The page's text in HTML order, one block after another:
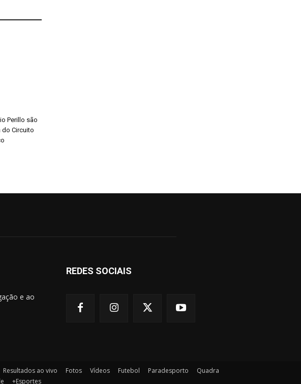
Perillo são
Circuito
e ao
REDES SOCIAIS
Resultados ao vivo Fotos Vídeos Futebol Paradesporto
Quadra
+Esportes